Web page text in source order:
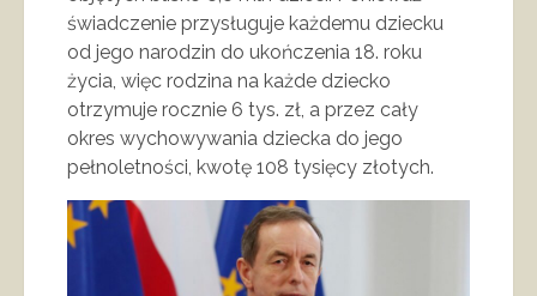
świadczenie przysługuje każdemu dziecku
od jego narodzin do ukończenia 18. roku
życia, więc rodzina na każde dziecko
otrzymuje rocznie 6 tys. zł, a przez cały
okres wychowywania dziecka do jego
pełnoletności, kwotę 108 tysięcy złotych.